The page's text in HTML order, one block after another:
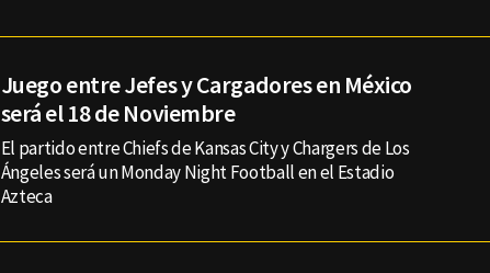
Juego entre Jefes y Cargadores en México
será el 18 de Noviembre
El partido entre Chiefs de Kansas City y Chargers de Los
Ángeles será un Monday Night Football en el Estadio
Azteca